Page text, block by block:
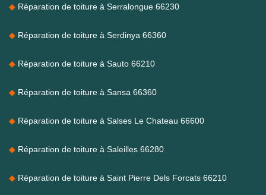
Réparation de toiture à Serralongue 66230
Réparation de toiture à Serdinya 66360
Réparation de toiture à Sauto 66210
Réparation de toiture à Sansa 66360
Réparation de toiture à Salses Le Chateau 66600
Réparation de toiture à Saleilles 66280
Réparation de toiture à Saint Pierre Dels Forcats 66210